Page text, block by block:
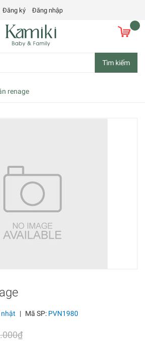
Đăng ký Đăng nhập
Tìm kiếm
renage
| Mã SP: PVN1980